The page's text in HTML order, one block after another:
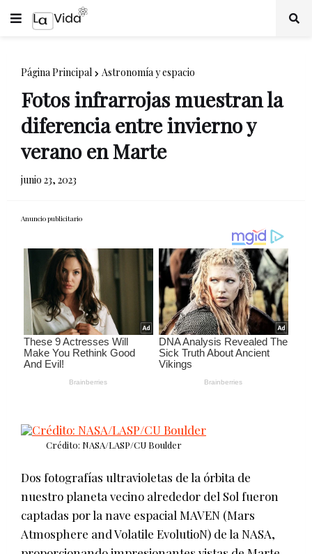
Página Principal Astronomía y espacio
Fotos infrarrojas muestran la
diferencia entre invierno y
verano en Marte
junio 23, 2023
Anuncio publicitario
Crédito: NASA/LASP/CU Boulder
Dos fotografías ultravioletas de la órbita de
nuestro planeta vecino alrededor del Sol fueron
captadas por la nave espacial MAVEN (Mars
Atmosphere and Volatile EvolutioN) de la NASA,